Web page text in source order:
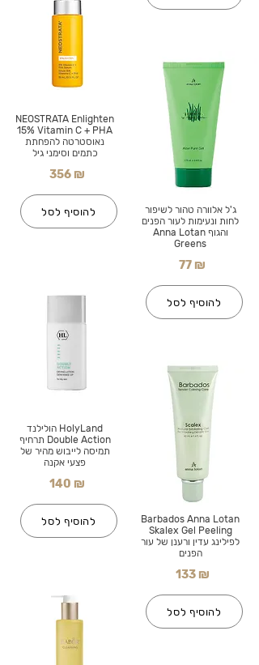
NEOSTRATA Enlighten
15% Vitamin C + PHA
נאוסטרטה להפחתת
כתמים וסימני גיל
356 ₪
להוסיף לסל
HolyLand הולילנד
Double Action תרחיף
תמיסה לייבוש מהיר של
פצעי אקנה
140 ₪
להוסיף לסל
ג'ל אלוורה טהור לשיפור
לחות ונעימות לעור הפנים
והגוף Anna Lotan
Greens
77 ₪
להוסיף לסל
Barbados Anna Lotan
Skalex Gel Peeling
לפילינג עדין ורענן של עור
הפנים
133 ₪
להוסיף לסל